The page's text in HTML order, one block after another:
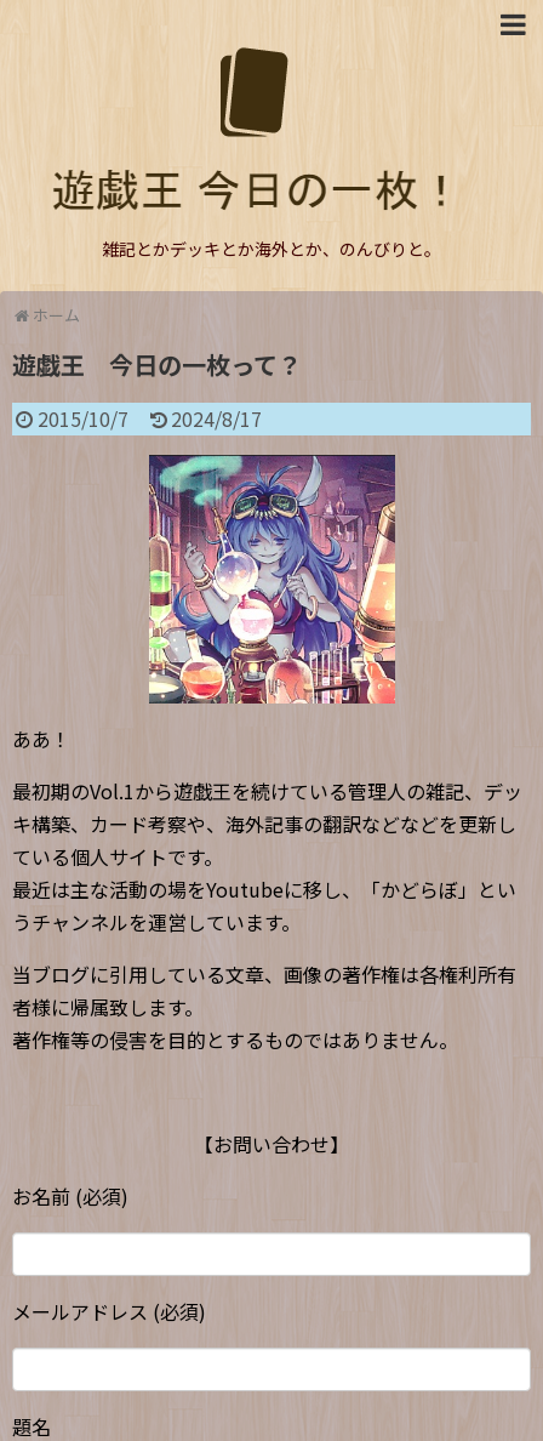
雑記とかデッキとか海外とか、のんびりと。
ホーム
遊戯王 今日の一枚って？
2015/10/7 2024/8/17
ああ！
最初期のVol.1から遊戯王を続けている管理人の雑記、デッ
キ構築、カード考察や、海外記事の翻訳などなどを更新し
ている個人サイトです。
最近は主な活動の場をYoutubeに移し、「かどらぼ」とい
うチャンネルを運営しています。
当ブログに引用している文章、画像の著作権は各権利所有
者様に帰属致します。
著作権等の侵害を目的とするものではありません。
【お問い合わせ】
お名前 (必須)
メールアドレス (必須)
題名